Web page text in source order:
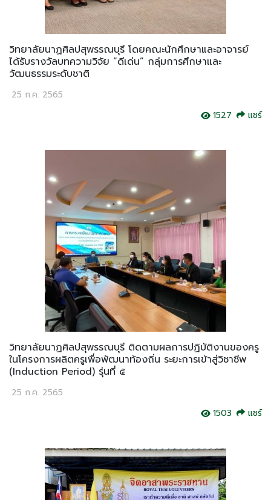
วิทยาลัยนาฏศิลปสุพรรณบุรี โดยคณะนักศึกษาและอาจารย์
ได้รับรางวัลบทความวิจัย “ดีเด่น” กลุ่มการศึกษาและ
วัฒนธรรมระดับชาติ
25 ก.ค. 2565
1527
แชร์
วิทยาลัยนาฏศิลปสุพรรณบุรี ติดตามผลการปฏิบัติงานของครู
ในโครงการผลิตครูเพื่อพัฒนาท้องถิ่น ระยะการเข้าสู่วิชาชีพ
(Induction Period) รุ่นที่ ๕
25 ก.ค. 2565
1503
แชร์